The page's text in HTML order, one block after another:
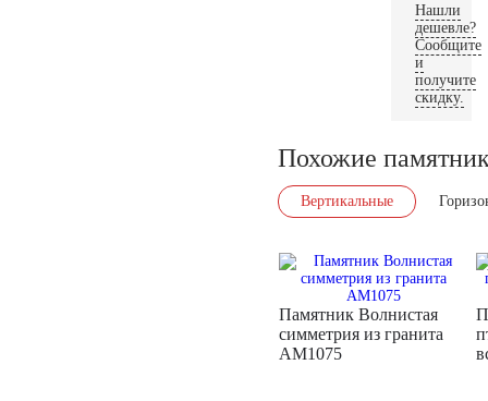
Нашли
дешевле?
Сообщите
и
получите
скидку.
Похожие
Вертикальные
Памятник Волнистая
симметрия из гранита
AM1075